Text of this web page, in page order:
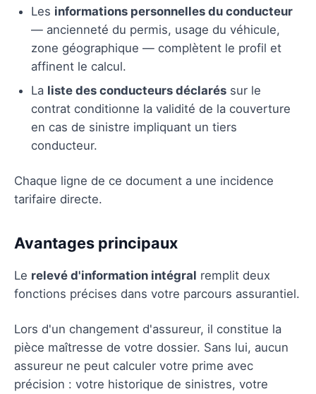
Les informations personnelles du conducteur
— ancienneté du permis, usage du véhicule,
zone géographique — complètent le profil et
affinent le calcul.
La liste des conducteurs déclarés sur le
contrat conditionne la validité de la couverture
en cas de sinistre impliquant un tiers
conducteur.
Chaque ligne de ce document a une incidence
tarifaire directe.
Avantages principaux
Le relevé d'information intégral remplit deux
fonctions précises dans votre parcours assurantiel.
Lors d'un changement d'assureur, il constitue la
pièce maîtresse de votre dossier. Sans lui, aucun
assureur ne peut calculer votre prime avec
précision : votre historique de sinistres, votre